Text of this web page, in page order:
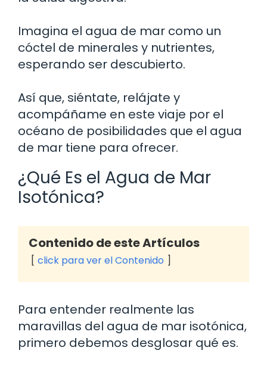
Imagina el agua de mar como un
cóctel de minerales y nutrientes,
esperando ser descubierto.
Así que, siéntate, relájate y
acompáñame en este viaje por el
océano de posibilidades que el agua
de mar tiene para ofrecer.
¿Qué Es el Agua de Mar
Isotónica?
Contenido de este Artículos
click para ver el Contenido
Para entender realmente las
maravillas del agua de mar isotónica,
primero debemos desglosar qué es.